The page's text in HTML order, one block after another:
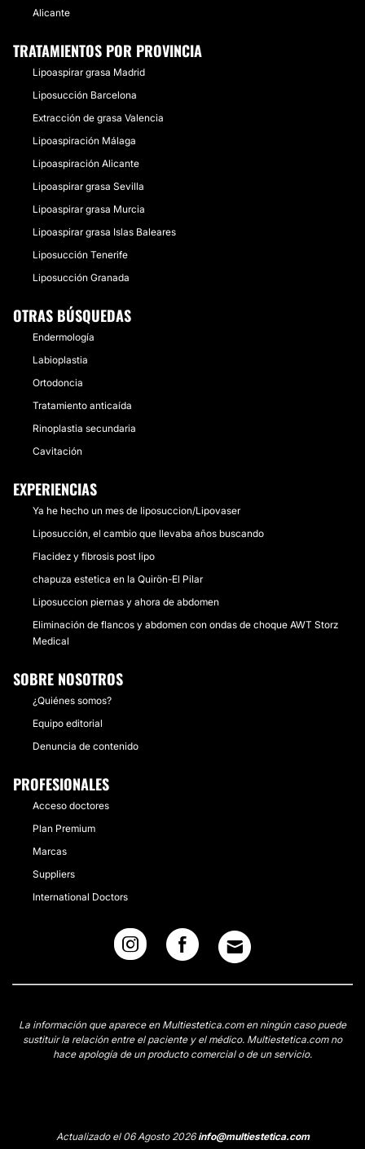
Alicante
TRATAMIENTOS POR PROVINCIA
Lipoaspirar grasa Madrid
Liposucción Barcelona
Extracción de grasa Valencia
Lipoaspiración Málaga
Lipoaspiración Alicante
Lipoaspirar grasa Sevilla
Lipoaspirar grasa Murcia
Lipoaspirar grasa Islas Baleares
Liposucción Tenerife
Liposucción Granada
OTRAS BÚSQUEDAS
Endermología
Labioplastia
Ortodoncia
Tratamiento anticaída
Rinoplastia secundaria
Cavitación
EXPERIENCIAS
Ya he hecho un mes de liposuccion/Lipovaser
Liposucción, el cambio que llevaba años buscando
Flacidez y fibrosis post lipo
chapuza estetica en la Quirön-El Pilar
Liposuccion piernas y ahora de abdomen
Eliminación de flancos y abdomen con ondas de choque AWT Storz
Medical
SOBRE NOSOTROS
¿Quiénes somos?
Equipo editorial
Denuncia de contenido
PROFESIONALES
Acceso doctores
Plan Premium
Marcas
Suppliers
International Doctors
La información que aparece en Multiestetica.com en ningún caso puede
sustituir la relación entre el paciente y el médico. Multiestetica.com no
hace apología de un producto comercial o de un servicio.
Actualizado el 06 Agosto 2026info@multiestetica.com